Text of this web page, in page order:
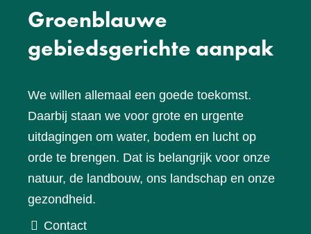
Groenblauwe
gebiedsgerichte aanpak
We willen allemaal een goede toekomst.
Daarbij staan we voor grote en urgente
uitdagingen om water, bodem en lucht op
orde te brengen. Dat is belangrijk voor onze
natuur, de landbouw, ons landschap en onze
gezondheid.
Contact